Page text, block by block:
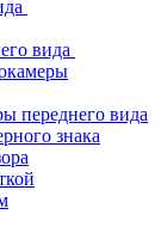
вида
переднего вида
знака